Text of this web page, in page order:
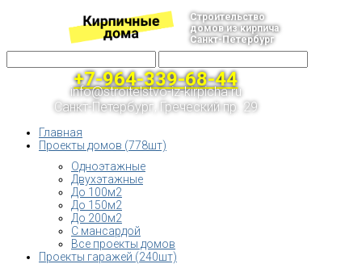
Строительство
домов из кирпича
Санкт-Петербург
+7-964-339-68-44
info@stroitelstvo-iz-kirpicha.ru
Санкт-Петербург, Греческий пр. 29
Главная
Проекты домов (778шт)
Одноэтажные
Двухэтажные
До 100м2
До 150м2
До 200м2
С мансардой
Все проекты домов
Проекты гаражей (240шт)